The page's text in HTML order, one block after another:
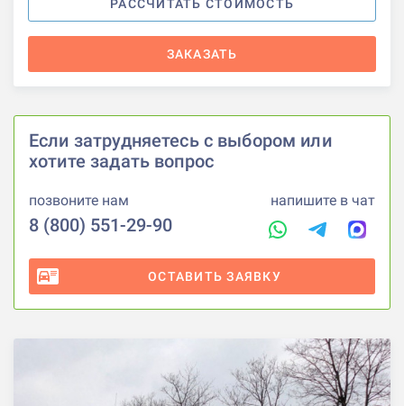
РАССЧИТАТЬ СТОИМОСТЬ
ЗАКАЗАТЬ
Если затрудняетесь с выбором или
хотите задать вопрос
позвоните нам
8 (800) 551-29-90
напишите в чат
ОСТАВИТЬ ЗАЯВКУ